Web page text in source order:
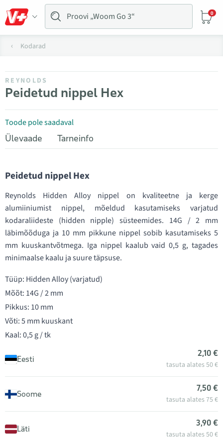
0
Kodarad
REYNOLDS
Peidetud nippel Hex
Toode pole saadaval
Ülevaade
Tarneinfo
Peidetud nippel Hex
Reynolds Hidden Alloy nippel on kvaliteetne ja kerge
alumiiniumist nippel, mõeldud kasutamiseks varjatud
kodaraliideste (hidden nipple) süsteemides. 14G / 2 mm
läbimõõduga ja 10 mm pikkune nippel sobib kasutamiseks 5
mm kuuskantvõtmega. Iga nippel kaalub vaid 0,5 g, tagades
minimaalse kaalu ja suure täpsuse.
Tüüp: Hidden Alloy (varjatud)
Mõõt: 14G / 2 mm
Pikkus: 10 mm
Võti: 5 mm kuuskant
Kaal: 0,5 g / tk
Eesti
2,10 €
tasuta alates 50 €
Soome
7,50 €
tasuta alates 75 €
Läti
3,90 €
tasuta alates 50 €